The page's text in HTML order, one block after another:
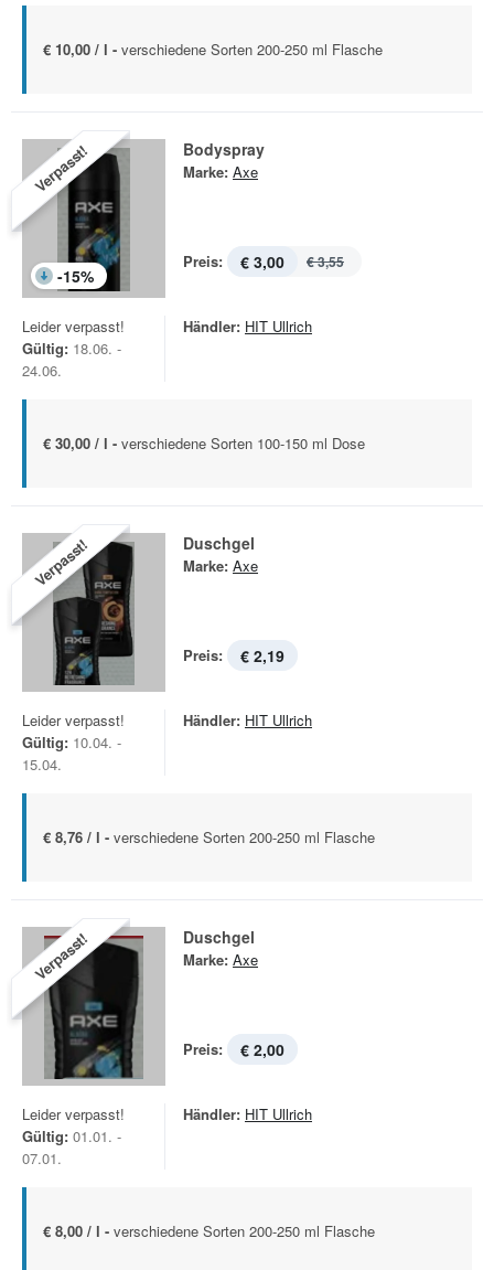
€ 10,00 / l - verschiedene Sorten 200-250 ml Flasche
Verpasst!
-15%
Bodyspray
Marke: Axe
Preis: € 3,00 € 3,55
Leider verpasst!
Gültig: 18.06. -
24.06.
Händler: HIT Ullrich
€ 30,00 / l - verschiedene Sorten 100-150 ml Dose
Verpasst! Duschgel
Marke: Axe
Preis: € 2,19
Leider verpasst!
Gültig: 10.04. -
15.04.
Händler: HIT Ullrich
€ 8,76 / l - verschiedene Sorten 200-250 ml Flasche
Verpasst! Duschgel
Marke: Axe
Preis: € 2,00
Leider verpasst!
Gültig: 01.01. -
07.01.
Händler: HIT Ullrich
€ 8,00 / l - verschiedene Sorten 200-250 ml Flasche